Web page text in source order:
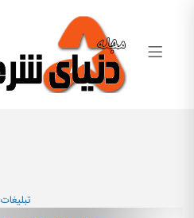
تبلیغات